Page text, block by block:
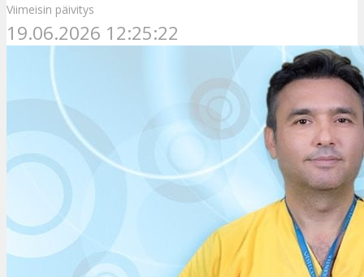
Viimeisin päivitys
19.06.2026 12:25:22